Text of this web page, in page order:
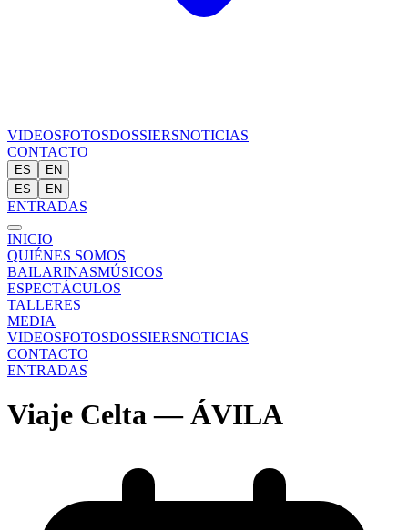
VIDEOSFOTOSDOSSIERSNOTICIAS
CONTACTO
ES
EN
ES
EN
ENTRADAS
INICIO
QUIÉNES SOMOS
BAILARINASMÚSICOS
ESPECTÁCULOS
TALLERES
MEDIA
VIDEOSFOTOSDOSSIERSNOTICIAS
CONTACTO
ENTRADAS
Viaje Celta — ÁVILA